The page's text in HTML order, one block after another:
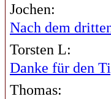
Jochen:
Nach dem
Torsten L:
Danke für den
Thomas: